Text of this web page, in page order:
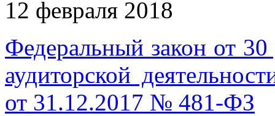
12 февраля 2018
Федеральный закон от
аудиторской
от 31.12.2017 № 481-ФЗ